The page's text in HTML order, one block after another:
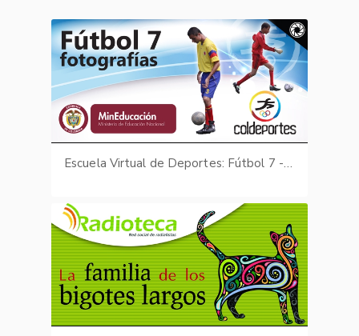
Escuela Virtual de Deportes: Fútbol 7 - fotografías